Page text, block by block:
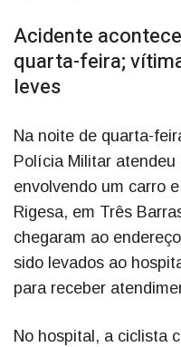
Acidente
quarta-feira;
leves
Na noite de quarta-
Polícia Militar
envolvendo um carro
Rigesa, em Três
chegaram ao
sido levados ao
para receber
No hospital, a ciclista